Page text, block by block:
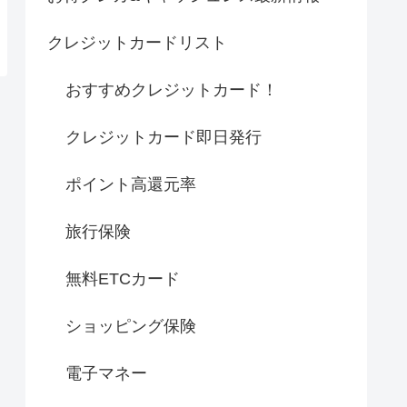
クレジットカードリスト
おすすめクレジットカード！
クレジットカード即日発行
ポイント高還元率
旅行保険
無料ETCカード
ショッピング保険
電子マネー